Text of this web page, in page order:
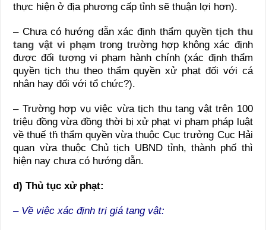
thực hiện ở địa phương cấp tỉnh sẽ thuận lợi hơn).
– Chưa có hướng dẫn xác định thẩm quyền tịch thu
tang vật vi phạm trong trường hợp không xác định
được đối tượng vi phạm hành chính (xác định thẩm
quyền tịch thu theo thẩm quyền xử phạt đối với cá
nhân hay đối với tổ chức?).
– Trường hợp vụ việc vừa tịch thu tang vật trên 100
triệu đồng vừa đồng thời bị xử phạt vi phạm pháp luật
về thuế th́ thẩm quyền vừa thuộc Cục trưởng Cục Hải
quan vừa thuộc Chủ tịch UBND tỉnh, thành phố thì
hiện nay chưa có hướng dẫn.
d) Thủ tục xử phạt:
– Về việc xác định trị giá tang vật: